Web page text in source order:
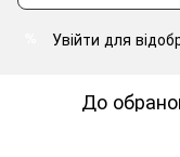
Увійти для
До